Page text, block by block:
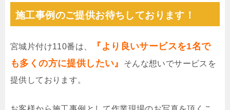
施工事例のご提供お待ちしております！
宮城片付け110番は、
『より良いサービスを1名で
も多くの方に提供したい』
そんな想いでサービスを
提供しております。